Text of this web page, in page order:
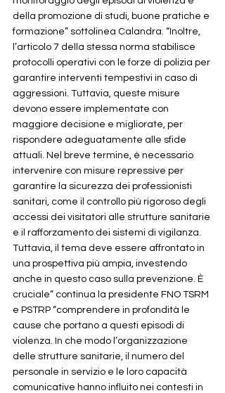
della promozione di studi, buone pratiche e
formazione” sottolinea Calandra. “Inoltre,
l’articolo 7 della stessa norma stabilisce
protocolli operativi con le forze di polizia per
garantire interventi tempestivi in caso di
aggressioni. Tuttavia, queste misure
devono essere implementate con
maggiore decisione e migliorate, per
rispondere adeguatamente alle sfide
attuali. Nel breve termine, è necessario
intervenire con misure repressive per
garantire la sicurezza dei professionisti
sanitari, come il controllo più rigoroso degli
accessi dei visitatori alle strutture sanitarie
e il rafforzamento dei sistemi di vigilanza.
Tuttavia, il tema deve essere affrontato in
una prospettiva più ampia, investendo
anche in questo caso sulla prevenzione. È
cruciale” continua la presidente FNO TSRM
e PSTRP “comprendere in profondità le
cause che portano a questi episodi di
violenza. In che modo l’organizzazione
delle strutture sanitarie, il numero del
personale in servizio e le loro capacità
comunicative hanno influito nei contesti in